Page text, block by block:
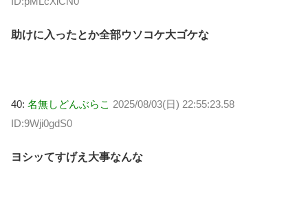
助けに入ったとか全部ウソコケ大ゴケな
40: 名無しどんぶらこ 2025/08/03(日) 22:55:23.58
ID:9Wji0gdS0
ヨシッてすげえ大事なんな